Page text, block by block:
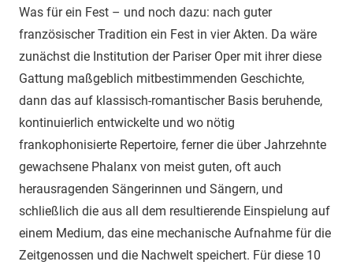
Was für ein Fest – und noch dazu: nach guter
französischer Tradition ein Fest in vier Akten. Da wäre
zunächst die Institution der Pariser Oper mit ihrer diese
Gattung maßgeblich mitbestimmenden Geschichte,
dann das auf klassisch-romantischer Basis beruhende,
kontinuierlich entwickelte und wo nötig
frankophonisierte Repertoire, ferner die über Jahrzehnte
gewachsene Phalanx von meist guten, oft auch
herausragenden Sängerinnen und Sängern, und
schließlich die aus all dem resultierende Einspielung auf
einem Medium, das eine mechanische Aufnahme für die
Zeitgenossen und die Nachwelt speichert. Für diese 10